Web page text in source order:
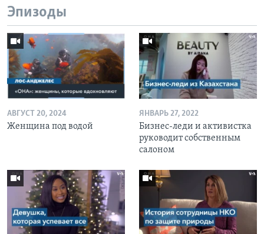
Эпизоды
АВГУСТ 20, 2024
Женщина под водой
ЯНВАРЬ 27, 2022
Бизнес-леди и активистка
руководит собственным
салоном